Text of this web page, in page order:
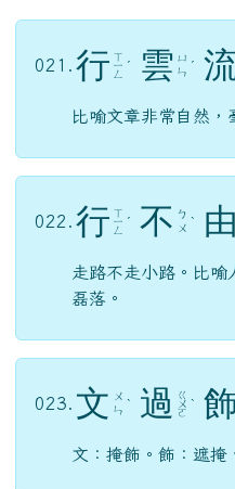
021. 行 ㄒ
ㄧ
ㄥ
ˊ 雲 ㄩ
ㄣ ˊ
比喻文章非常自然，
022. 行 ㄒ
ㄧ
ㄥ
ˊ 不 ㄅ
ㄨ ˋ 由
走路不走小路。比喻
磊落。
023. 文 ㄨ
ㄣ ˋ 過 ㄍ
ㄨ
ㄛ
ˋ
文：掩飾。飾：遮掩